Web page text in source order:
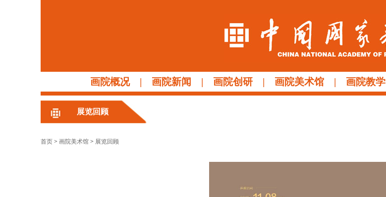
画院概况 | 画院新闻 | 画院创研 | 画院美术馆 | 画院教学
展览回顾
首页 > 画院美术馆 > 展览回顾